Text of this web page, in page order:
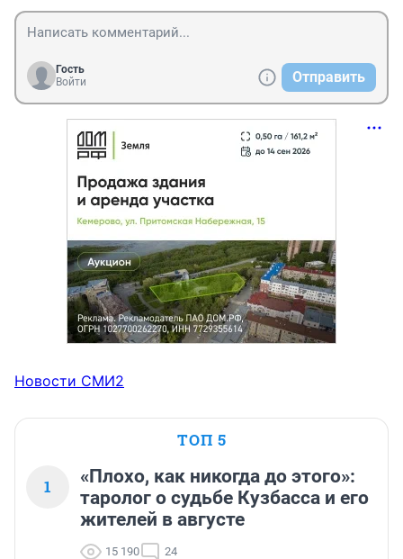
Гость
Войти
Отправить
Новости СМИ2
ТОП 5
1
«Плохо, как никогда до этого»:
таролог о судьбе Кузбасса и его
жителей в августе
15 190 24